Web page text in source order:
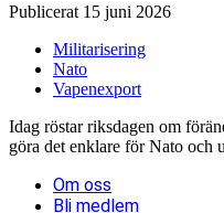
Publicerat 15 juni 2026
Militarisering
Nato
Vapenexport
Idag röstar riksdagen om
göra det enklare för Nato och
Om oss
Bli medlem